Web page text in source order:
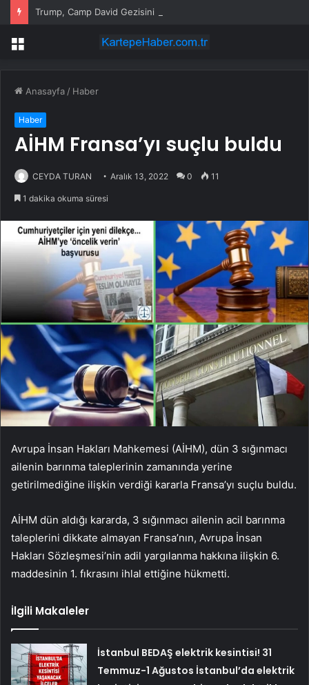
Trump, Camp David Gezisini Erteledi
Menü
Anasayfa / Haber
Haber
AİHM Fransa’yı suçlu buldu
CEYDA TURAN Aralık 13, 2022 0 11
1 dakika okuma süresi
Avrupa İnsan Hakları Mahkemesi (AİHM), dün 3 sığınmacı
ailenin barınma taleplerinin zamanında yerine
getirilmediğine ilişkin verdiği kararla Fransa’yı suçlu buldu.
AİHM dün aldığı kararda, 3 sığınmacı ailenin acil barınma
taleplerini dikkate almayan Fransa’nın, Avrupa İnsan
Hakları Sözleşmesi’nin adil yargılanma hakkına ilişkin 6.
maddesinin 1. fıkrasını ihlal ettiğine hükmetti.
İlgili Makaleler
İstanbul BEDAŞ elektrik kesintisi! 31
Temmuz-1 Ağustos İstanbul’da elektrik